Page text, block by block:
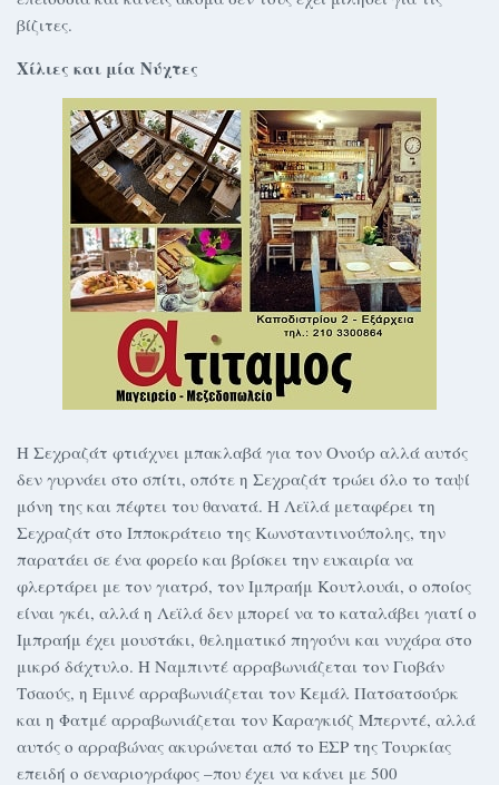
βίζιτες.
Χίλιες και μία Νύχτες
Η Σεχραζάτ φτιάχνει μπακλαβά για τον Ονούρ αλλά αυτός
δεν γυρνάει στο σπίτι, οπότε η Σεχραζάτ τρώει όλο το ταψί
μόνη της και πέφτει του θανατά. Η Λεϊλά μεταφέρει τη
Σεχραζάτ στο Ιπποκράτειο της Κωνσταντινούπολης, την
παρατάει σε ένα φορείο και βρίσκει την ευκαιρία να
φλερτάρει με τον γιατρό, τον Ιμπραήμ Κουτλουάι, ο οποίος
είναι γκέι, αλλά η Λεϊλά δεν μπορεί να το καταλάβει γιατί ο
Ιμπραήμ έχει μουστάκι, θεληματικό πηγούνι και νυχάρα στο
μικρό δάχτυλο. Η Ναμπιντέ αρραβωνιάζεται τον Γιοβάν
Τσαούς, η Εμινέ αρραβωνιάζεται τον Κεμάλ Πατσατσούρκ
και η Φατμέ αρραβωνιάζεται τον Καραγκιόζ Μπερντέ, αλλά
αυτός ο αρραβώνας ακυρώνεται από το ΕΣΡ της Τουρκίας
επειδή ο σεναριογράφος –που έχει να κάνει με 500